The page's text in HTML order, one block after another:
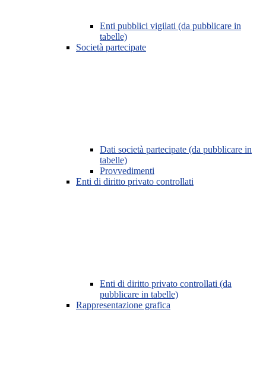
Enti pubblici vigilati (da pubblicare in
tabelle)
Società partecipate
Dati società partecipate (da pubblicare in
tabelle)
Provvedimenti
Enti di diritto privato controllati
Enti di diritto privato controllati (da
pubblicare in tabelle)
Rappresentazione grafica